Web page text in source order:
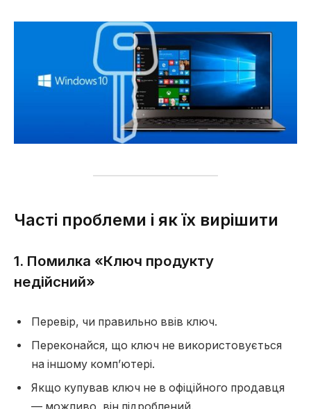
Часті проблеми і як їх вирішити
1. Помилка «Ключ продукту
недійсний»
Перевір, чи правильно ввів ключ.
Переконайся, що ключ не використовується
на іншому комп’ютері.
Якщо купував ключ не в офіційного продавця